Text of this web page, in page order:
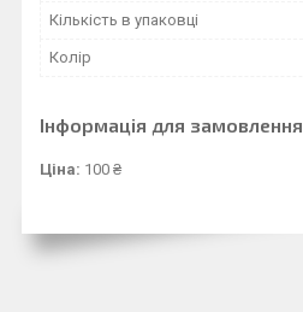
Кількість в упаковці
Колір
Інформація для замовлення
Ціна: 100 ₴